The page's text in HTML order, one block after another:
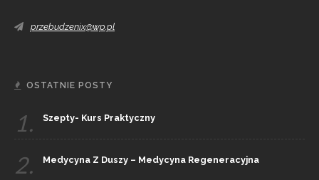
przebudzenix@wp.pl
OSTATNIE POSTY
1. Szepty- Kurs Praktyczny
2. Medycyna Z Duszy – Medycyna Regeneracyjna